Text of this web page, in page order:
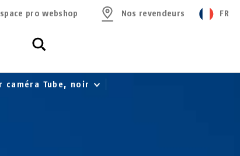
pro webshop Nos revendeurs FR
Tube, noir